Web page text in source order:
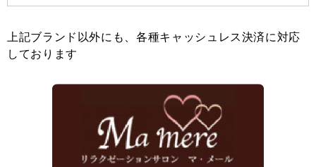
上記ブランド以外にも、各種キャッシュレス決済に対応
しております